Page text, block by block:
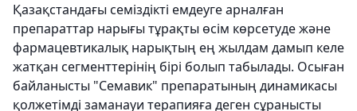
Қазақстандағы семіздікті емдеуге арналған
препараттар нарығы тұрақты өсім көрсетуде және
фармацевтикалық нарықтың ең жылдам дамып келе
жатқан сегменттерінің бірі болып табылады. Осыған
байланысты "Семавик" препаратының динамикасы
қолжетімді заманауи терапияға деген сұранысты